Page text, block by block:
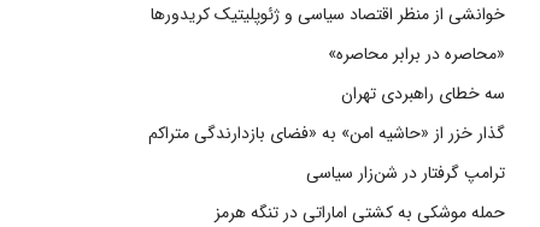
خوانشی از منظر اقتصاد سیاسی و ژئوپلیتیک کریدورها
«محاصره در برابر محاصره»
سه خطای راهبردی تهران
گذار خزر از «حاشیه امن» به «فضای بازدارندگی متراکم
ترامپ گرفتار در شن‌زار سیاسی
حمله موشکی به کشتی اماراتی در تنگه هرمز